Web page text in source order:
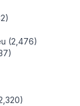
(2,476)